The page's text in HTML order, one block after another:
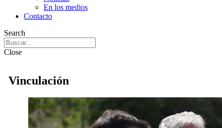
En los medios
Contacto
Search
Close
Vinculación